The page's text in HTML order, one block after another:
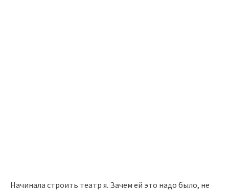
Начинала строить театр я. Зачем ей это надо было, не